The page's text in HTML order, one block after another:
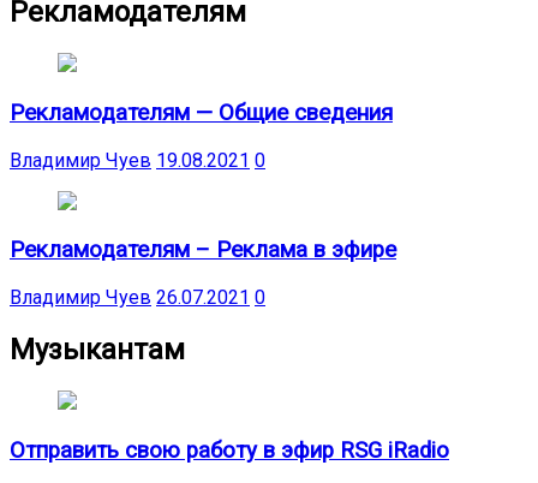
Рекламодателям
Рекламодателям — Общие сведения
Владимир Чуев 19.08.2021 0
Рекламодателям – Реклама в эфире
Владимир Чуев 26.07.2021 0
Музыкантам
Отправить свою работу в эфир RSG iRadio